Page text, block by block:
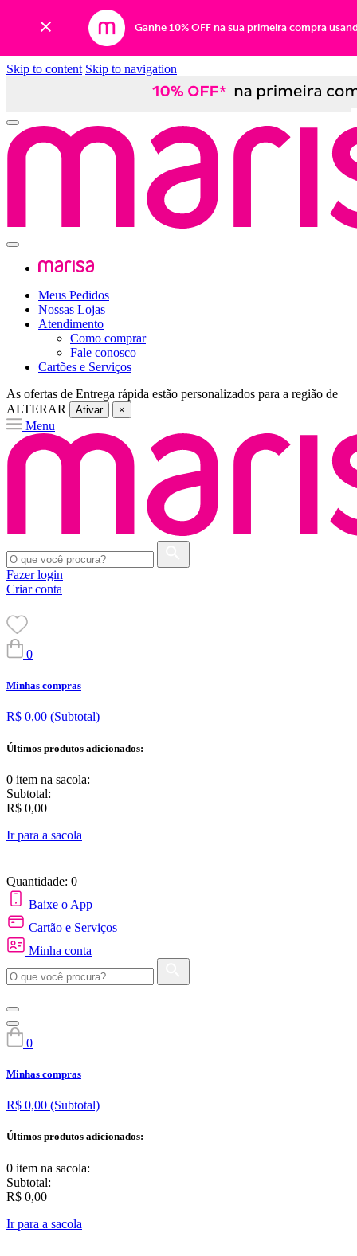
Ganhe 10% OFF na sua primeira compra
Skip to content Skip to navigation
Meus Pedidos
Nossas Lojas
Atendimento
Como comprar
Fale conosco
Cartões e Serviços
As ofertas de Entrega rápida estão personalizados para a região de
ALTERAR
Ativar ×
Menu
Fazer login
Criar conta
0
Minhas compras
R$ 0,00 (Subtotal)
Últimos produtos adicionados:
0 item na sacola:
Subtotal:
R$ 0,00
Ir para a sacola
Quantidade: 0
Baixe o App
Cartão e Serviços
Minha conta
0
Minhas compras
R$ 0,00 (Subtotal)
Últimos produtos adicionados:
0 item na sacola:
Subtotal:
R$ 0,00
Ir para a sacola